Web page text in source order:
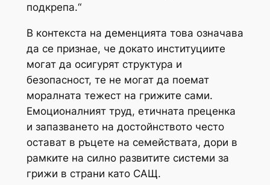
подкрепа.“
В контекста на деменцията това означава
да се признае, че докато институциите
могат да осигурят структура и
безопасност, те не могат да поемат
моралната тежест на грижите сами.
Емоционалният труд, етичната преценка
и запазването на достойнството често
остават в ръцете на семействата, дори в
рамките на силно развитите системи за
грижи в страни като САЩ.